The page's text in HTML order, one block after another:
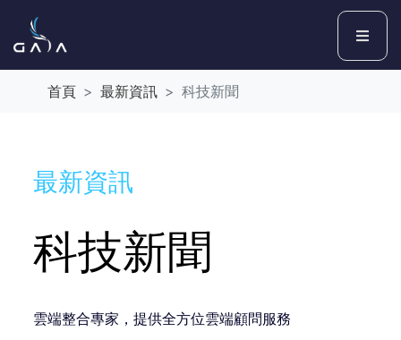
首頁 最新資訊 科技新聞
最新資訊
科技新聞
雲端整合專家，提供全方位雲端顧問服務